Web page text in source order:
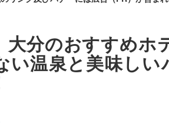
大分のおすすめ
い温泉と美味し